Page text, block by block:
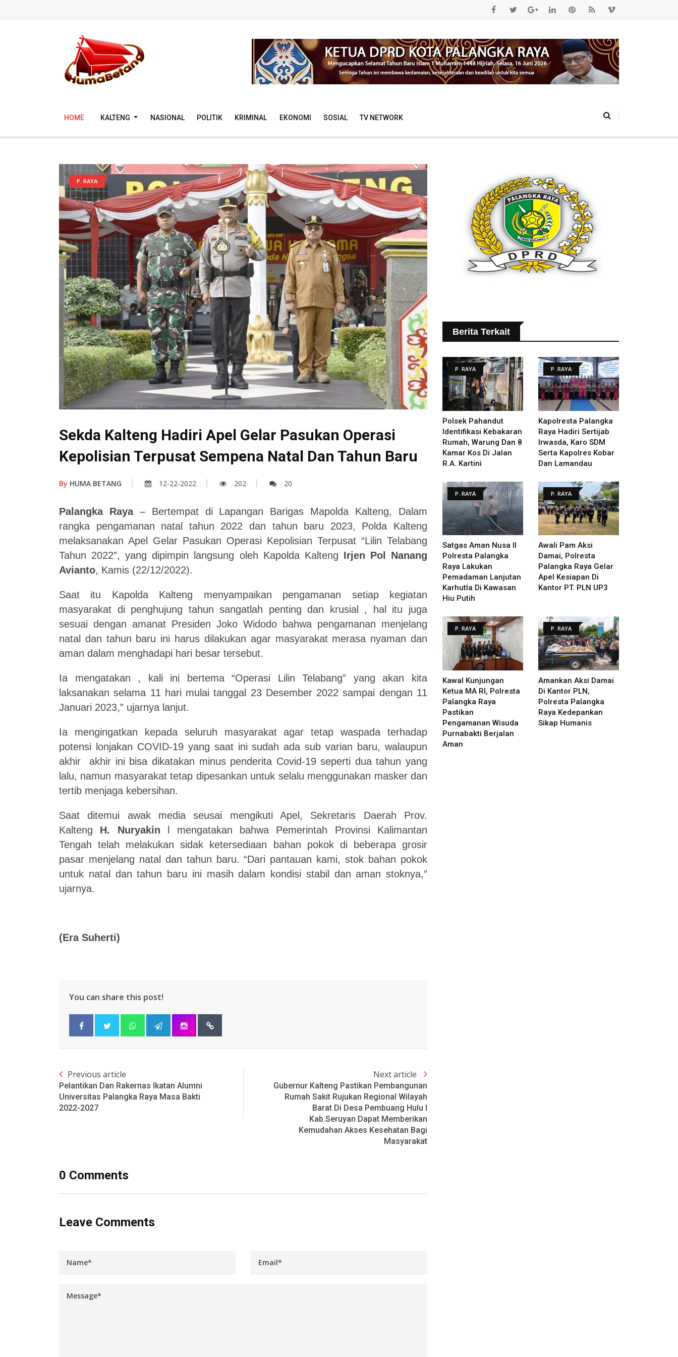
HOME KALTENG NASIONAL POLITIK KRIMINAL EKONOMI SOSIAL TV NETWORK
P. RAYA
Sekda Kalteng Hadiri Apel Gelar Pasukan Operasi
Kepolisian Terpusat Sempena Natal Dan Tahun Baru
By HUMA BETANG 12-22-2022 202 20
Palangka Raya – Bertempat di Lapangan Barigas Mapolda Kalteng, Dalam
rangka pengamanan natal tahun 2022 dan tahun baru 2023, Polda Kalteng
melaksanakan Apel Gelar Pasukan Operasi Kepolisian Terpusat “Lilin Telabang
Tahun 2022”, yang dipimpin langsung oleh Kapolda Kalteng Irjen Pol Nanang
Avianto, Kamis (22/12/2022).
Saat itu Kapolda Kalteng menyampaikan pengamanan setiap kegiatan
masyarakat di penghujung tahun sangatlah penting dan krusial , hal itu juga
sesuai dengan amanat Presiden Joko Widodo bahwa pengamanan menjelang
natal dan tahun baru ini harus dilakukan agar masyarakat merasa nyaman dan
aman dalam menghadapi hari besar tersebut.
Ia mengatakan , kali ini bertema “Operasi Lilin Telabang” yang akan kita
laksanakan selama 11 hari mulai tanggal 23 Desember 2022 sampai dengan 11
Januari 2023,” ujarnya lanjut.
Ia mengingatkan kepada seluruh masyarakat agar tetap waspada terhadap
potensi lonjakan COVID-19 yang saat ini sudah ada sub varian baru, walaupun
akhir akhir ini bisa dikatakan minus penderita Covid-19 seperti dua tahun yang
lalu, namun masyarakat tetap dipesankan untuk selalu menggunakan masker dan
tertib menjaga kebersihan.
Saat ditemui awak media seusai mengikuti Apel, Sekretaris Daerah Prov.
Kalteng H. Nuryakin
l mengatakan bahwa Pemerintah Provinsi Kalimantan
Tengah telah melakukan sidak ketersediaan bahan pokok di beberapa grosir
pasar menjelang natal dan tahun baru. “Dari pantauan kami, stok bahan pokok
untuk natal dan tahun baru ini masih dalam kondisi stabil dan aman stoknya,”
ujarnya.
(Era Suherti)
You can share this post!
Previous article
Pelantikan Dan Rakernas Ikatan Alumni
Universitas Palangka Raya Masa Bakti
2022-2027
Next article
Gubernur Kalteng Pastikan Pembangunan
Rumah Sakit Rujukan Regional Wilayah
Barat Di Desa Pembuang Hulu I
Kab.Seruyan Dapat Memberikan
Kemudahan Akses Kesehatan Bagi
Masyarakat
0 Comments
Leave Comments
Berita Terkait
P. RAYA
Polsek Pahandut
Identifikasi Kebakaran
Rumah, Warung Dan 8
Kamar Kos Di Jalan
R.A. Kartini
P. RAYA
Kapolresta Palangka
Raya Hadiri Sertijab
Irwasda, Karo SDM
Serta Kapolres Kobar
Dan Lamandau
P. RAYA
Satgas Aman Nusa II
Polresta Palangka
Raya Lakukan
Pemadaman Lanjutan
Karhutla Di Kawasan
Hiu Putih
P. RAYA
Awali Pam Aksi
Damai, Polresta
Palangka Raya Gelar
Apel Kesiapan Di
Kantor PT. PLN UP3
P. RAYA
Kawal Kunjungan
Ketua MA RI, Polresta
Palangka Raya
Pastikan
Pengamanan Wisuda
Purnabakti Berjalan
Aman
P. RAYA
Amankan Aksi Damai
Di Kantor PLN,
Polresta Palangka
Raya Kedepankan
Sikap Humanis